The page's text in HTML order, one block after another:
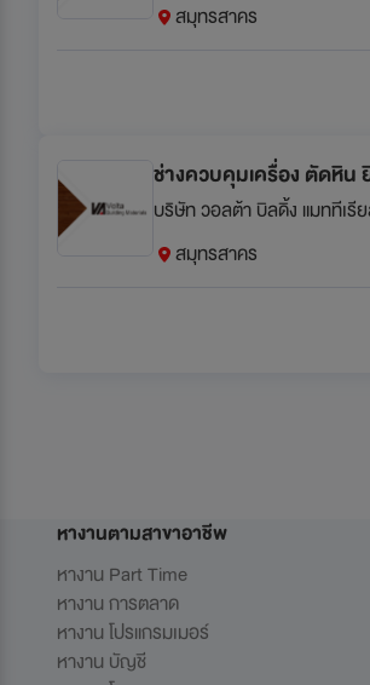
สมุทรสาคร
ช่างควบคุมเครื่อง ตัดหิ
บริษัท วอลต้า บิลดิ้ง แมททีเรี
สมุทรสาคร
หางานตามสาขาอาชีพ
หางาน Part Time
หางาน การตลาด
หางาน โปรแกรมเมอร์
หางาน บัญชี